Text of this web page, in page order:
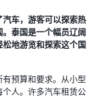
车，游客可以探索热
泰国是一个幅员辽阔
地游览和探索这个国
预算和要求。从小型
人。许多汽车租赁公